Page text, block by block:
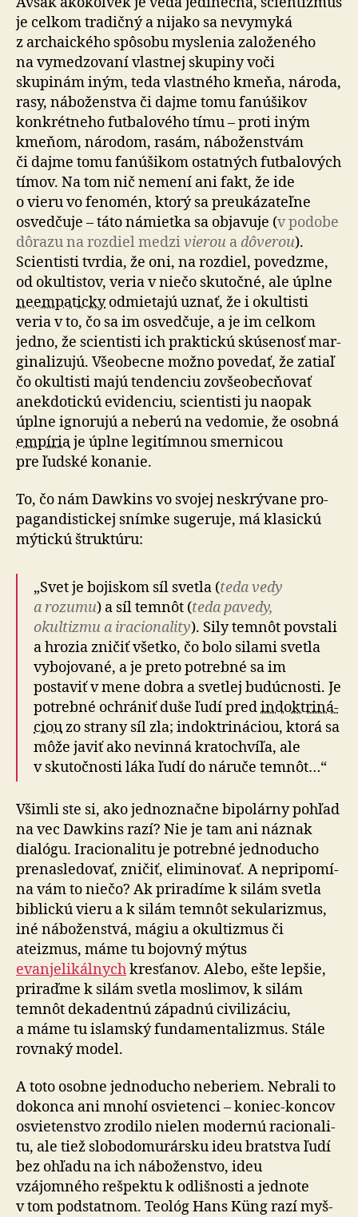
je celkom tradičný a nijako sa nevymyká
z archaického spôsobu myslenia založeného
na vy­me­dzo­va­ní vlastnej skupiny voči
skupinám iným, teda vlastného kmeňa, národa,
rasy, náboženstva či dajme tomu fanúšikov
konkrétneho futbalového tímu – proti iným
kmeňom, národom, rasám, náboženstvám
či dajme tomu fanúšikom ostatných futbalových
tímov. Na tom nič nemení ani fakt, že ide
o vieru vo fenomén, ktorý sa preu­ká­za­teľ­ne
osvedčuje – táto námietka sa objavuje (v podobe
dôrazu na rozdiel medzivierou adôverou).
Scientisti tvrdia, že oni, na roz­diel, povedzme,
od okultistov, veria v niečo skutočné, ale úplne
neempatickyodmietajú uznať, že i okultisti
veria v to, čo sa im osvedčuje, a je im celkom
jedno, že scien­tisti ich praktickú skúsenosť mar­
gi­na­li­zujú. Všeo­becne možno povedať, že zatiaľ
čo okultisti majú tendenciu zovše­obec­ňovať
anekdotickú evidenciu, scientisti ju naopak
úplne ignorujú a neberú na vedomie, že osobná
empíriaje úplne legitímnou smernicou
pre ľudské konanie.
To, čo nám Dawkins vo svojej neskrývane pro­
pa­gan­dis­tickej snímke sugeruje, má klasickú
mýtickú štruktúru:
„Svet je bojiskom síl svetla (teda vedy
a rozumu) a síl temnôt (teda pavedy,
okultizmu a ira­cio­na­li­ty). Sily temnôt povstali
a hrozia zničiť všetko, čo bolo silami svetla
vybojované, a je preto potrebné sa im
postaviť v mene dobra a svetlej budúcnosti. Je
potrebné ochrániť duše ľudí predin­dok­tri­ná­
ciouzo strany síl zla; in­dok­tri­ná­ciou, ktorá sa
môže javiť ako nevinná krato­chvíľa, ale
v sku­toč­nosti láka ľudí do náruče temnôt…“
Všimli ste si, ako jedno­značne bi­po­lárny pohľad
na vec Dawkins razí? Nie je tam ani náznak
dialógu. Ira­cio­na­li­tu je potrebné jedno­ducho
pre­nasle­do­vať, zničiť, eli­mi­no­vať. A ne­pri­po­mí­
na vám to niečo? Ak pri­ra­díme k silám svetla
biblickú vieru a k silám temnôt se­ku­la­riz­mus,
iné náboženstvá, mágiu a okul­tiz­mus či
ateizmus, máme tu bojovný mýtus
evanjelikálnychkresťanov. Alebo, ešte lepšie,
pri­raďme k silám svetla moslimov, k silám
temnôt dekadentnú západnú ci­vi­li­zá­ciu,
a máme tu islamský fun­da­men­ta­liz­mus. Stále
rovnaký model.
A toto osobne jednoducho neberiem. Nebrali to
dokonca ani mnohí osvietenci – koniec-koncov
osvie­ten­stvo zrodilo nielen modernú ra­cio­na­li­
tu, ale tiež slo­bo­do­mu­rársku ideu bratstva ľudí
bez ohľadu na ich náboženstvo, ideu
vzájomného rešpektu k od­liš­nosti a jed­no­te
v tom podstatnom. Teológ Hans Küng razí myš­